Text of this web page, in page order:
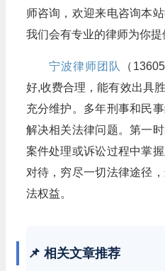
师咨询，欢迎来电咨询本
我们会有专业的律师为你提
宁波律师团队
（
好,收费合理，能有效出具
充分维护。多年刑事和民
解决相关法律问题。第一
案件处理或诉讼过程中掌
对待，穷尽一切法律途径
法权益。
📌 相关文章推荐